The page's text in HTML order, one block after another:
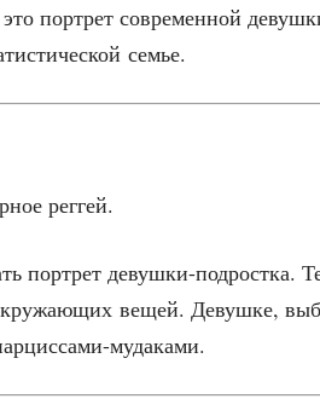
порт­рет совре­мен­ной
семье.
реггей.
порт­рет девуш­ки-под­рост­ка.
вещей. Девуш­ке,
мудаками.